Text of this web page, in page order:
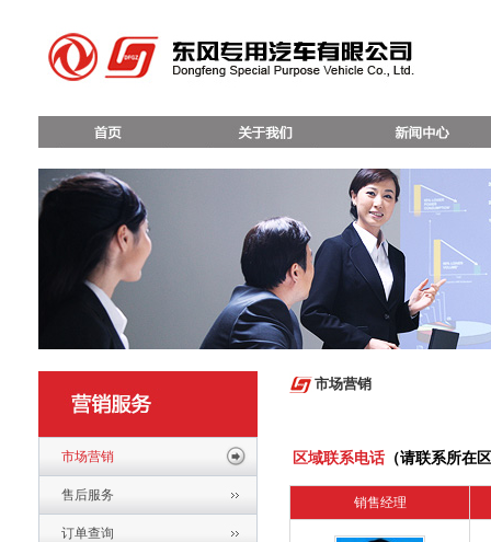
市场营销
售后服务
订单查询
市场营销
区域联系电话（请联系所在
销售经理